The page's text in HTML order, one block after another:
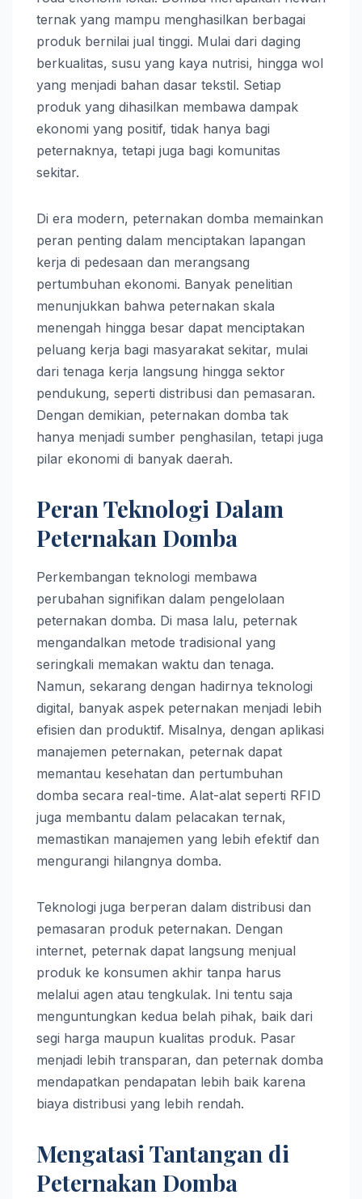
ternak yang mampu menghasilkan berbagai
produk bernilai jual tinggi. Mulai dari daging
berkualitas, susu yang kaya nutrisi, hingga wol
yang menjadi bahan dasar tekstil. Setiap
produk yang dihasilkan membawa dampak
ekonomi yang positif, tidak hanya bagi
peternaknya, tetapi juga bagi komunitas
sekitar.
Di era modern, peternakan domba memainkan
peran penting dalam menciptakan lapangan
kerja di pedesaan dan merangsang
pertumbuhan ekonomi. Banyak penelitian
menunjukkan bahwa peternakan skala
menengah hingga besar dapat menciptakan
peluang kerja bagi masyarakat sekitar, mulai
dari tenaga kerja langsung hingga sektor
pendukung, seperti distribusi dan pemasaran.
Dengan demikian, peternakan domba tak
hanya menjadi sumber penghasilan, tetapi juga
pilar ekonomi di banyak daerah.
Peran Teknologi Dalam
Peternakan Domba
Perkembangan teknologi membawa
perubahan signifikan dalam pengelolaan
peternakan domba. Di masa lalu, peternak
mengandalkan metode tradisional yang
seringkali memakan waktu dan tenaga.
Namun, sekarang dengan hadirnya teknologi
digital, banyak aspek peternakan menjadi lebih
efisien dan produktif. Misalnya, dengan aplikasi
manajemen peternakan, peternak dapat
memantau kesehatan dan pertumbuhan
domba secara real-time. Alat-alat seperti RFID
juga membantu dalam pelacakan ternak,
memastikan manajemen yang lebih efektif dan
mengurangi hilangnya domba.
Teknologi juga berperan dalam distribusi dan
pemasaran produk peternakan. Dengan
internet, peternak dapat langsung menjual
produk ke konsumen akhir tanpa harus
melalui agen atau tengkulak. Ini tentu saja
menguntungkan kedua belah pihak, baik dari
segi harga maupun kualitas produk. Pasar
menjadi lebih transparan, dan peternak domba
mendapatkan pendapatan lebih baik karena
biaya distribusi yang lebih rendah.
Mengatasi Tantangan di
Peternakan Domba